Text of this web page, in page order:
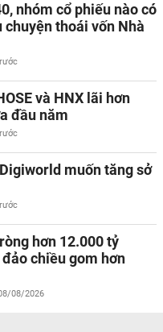
nhóm cổ phiếu nào có
thoái vốn Nhà
và HNX lãi hơn
đầu năm
muốn tăng sở
hơn 12.000 tỷ
chiều gom hơn
08/2026